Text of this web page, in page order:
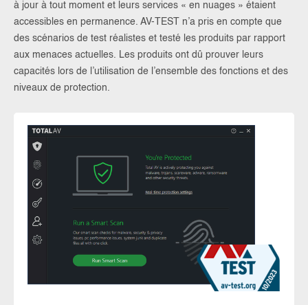
à jour à tout moment et leurs services « en nuages » étaient
accessibles en permanence. AV-TEST n’a pris en compte que
des scénarios de test réalistes et testé les produits par rapport
aux menaces actuelles. Les produits ont dû prouver leurs
capacités lors de l’utilisation de l’ensemble des fonctions et des
niveaux de protection.